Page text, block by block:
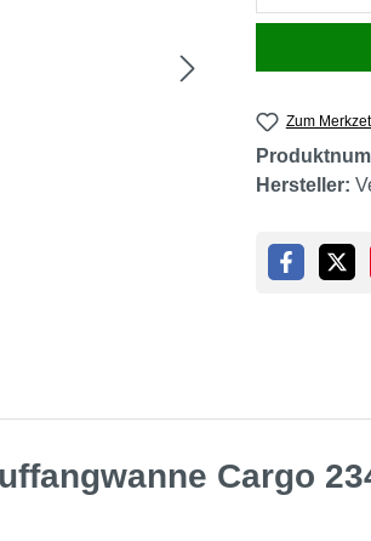
Zum
Hersteller:
Cargo